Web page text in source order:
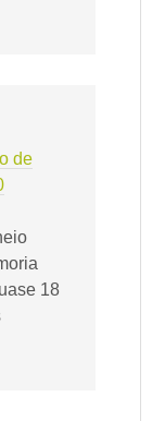
de
18